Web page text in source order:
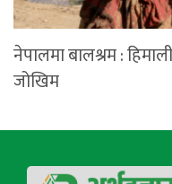
नेपालमा बालश्रम :
जोखिम